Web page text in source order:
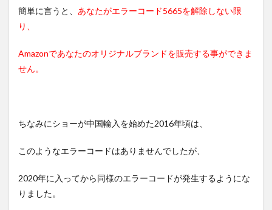
簡単に言うと、 あなたがエラーコード5665を解除しない限
り、
Amazonであなたのオリジナルブランドを販売する事ができま
せん。
ちなみにショーが中国輸入を始めた2016年頃は、
このようなエラーコードはありませんでしたが、
2020年に入ってから同様のエラーコードが発生するようにな
りました。